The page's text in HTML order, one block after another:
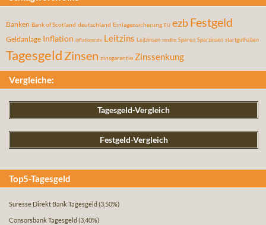
Banken Bank of Scotland deutschland Einlagensicherung EU ezbFestgeld
Geldanlage Inflation inflationsrate Leitzins Leitzinsen rendite Sparen Sparzinsen startguthaben
Tagesgeld Zinsen zinsgarantie Zinssenkung
Vergleiche:
Tagesgeld-Vergleich
Festgeld-Vergleich
Top5-Tagesgeld
Suresse Direkt Bank Tagesgeld (3,50%)
Consorsbank Tagesgeld (3,40%)